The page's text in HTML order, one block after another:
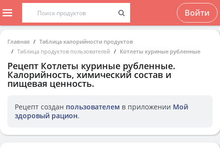
Войти
Главная
Таблица калорийности продуктов
Таблица продуктов пользователей
Котлеты куриные рубленные
Рецепт Котлеты куриные рубленные.
Калорийность, химический состав и
пищевая ценность.
Рецепт создан пользователем в приложении Мой
здоровый рацион.